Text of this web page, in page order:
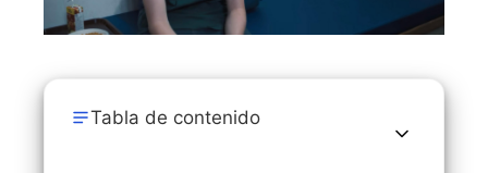
Tabla de contenido